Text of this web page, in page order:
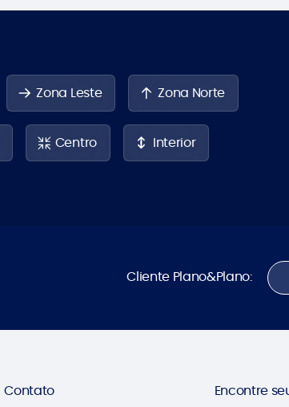
Zona Leste Zona Norte
Centro Interior
Cliente Plano&Plano:
Contato Encontre